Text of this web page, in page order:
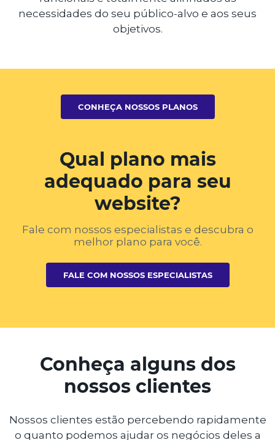
necessidades do seu público-alvo e aos seus
objetivos.
CONHEÇA NOSSOS PLANOS
Qual plano mais
adequado para seu
website?
Fale com nossos especialistas e descubra o
melhor plano para você.
FALE COM NOSSOS ESPECIALISTAS
Conheça alguns dos
nossos clientes
Nossos clientes estão percebendo rapidamente
o quanto podemos ajudar os negócios deles a